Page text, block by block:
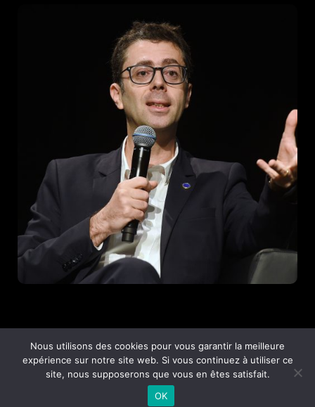
© CopyrightASTERES et VILLE DE SAINT-RAPHAEL
Mentions légales Politique de confidentialité
Nous utilisons des cookies pour vous garantir la meilleure
expérience sur notre site web. Si vous continuez à utiliser ce
site, nous supposerons que vous en êtes satisfait.
OK